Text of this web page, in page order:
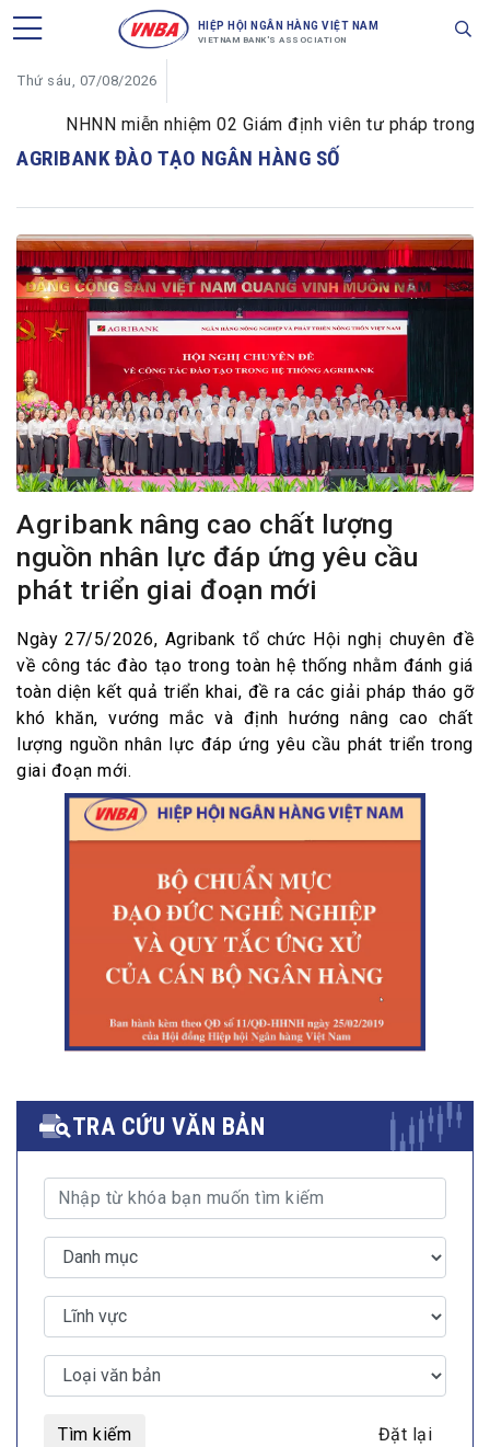
HIỆP HỘI NGÂN HÀNG VIỆT NAM
VIETNAM BANK'S ASSOCIATION
Thứ sáu, 07/08/2026
NHNN miễn nhiệm 02 Giám định viên tư pháp trong
AGRIBANK ĐÀO TẠO NGÂN HÀNG SỐ
Agribank nâng cao chất lượng
nguồn nhân lực đáp ứng yêu cầu
phát triển giai đoạn mới
Ngày 27/5/2026, Agribank tổ chức Hội nghị chuyên đề
về công tác đào tạo trong toàn hệ thống nhằm đánh giá
toàn diện kết quả triển khai, đề ra các giải pháp tháo gỡ
khó khăn, vướng mắc và định hướng nâng cao chất
lượng nguồn nhân lực đáp ứng yêu cầu phát triển trong
giai đoạn mới.
TRA CỨU VĂN BẢN
Tìm kiếm Đặt lại